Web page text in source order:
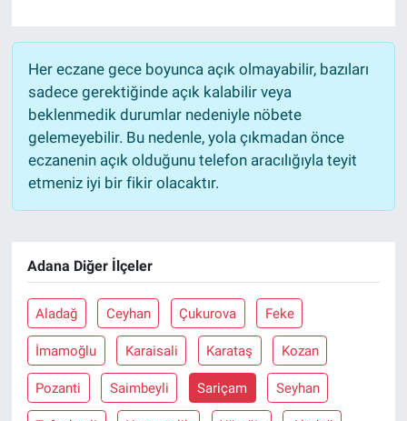
Her eczane gece boyunca açık olmayabilir, bazıları
sadece gerektiğinde açık kalabilir veya
beklenmedik durumlar nedeniyle nöbete
gelemeyebilir. Bu nedenle, yola çıkmadan önce
eczanenin açık olduğunu telefon aracılığıyla teyit
etmeniz iyi bir fikir olacaktır.
Adana Diğer İlçeler
Aladağ Ceyhan Çukurova Feke
İmamoğlu Karaisali Karataş Kozan
Pozanti Saimbeyli Sariçam Seyhan